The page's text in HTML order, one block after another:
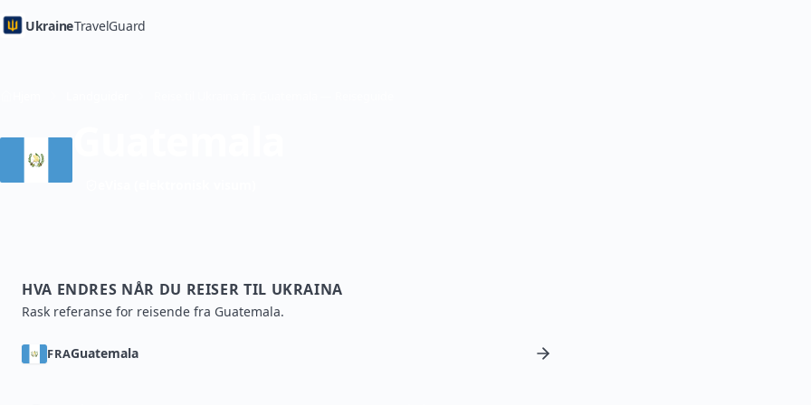
UkraineTravelGuard
HVA ENDRES NÅR DU REISER TIL UKRAINA
Rask referanse for reisende fra Guatemala.
FRAGuatemala